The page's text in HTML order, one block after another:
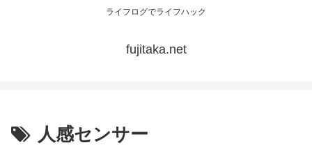
ライフログでライフハック
fujitaka.net
人感センサー